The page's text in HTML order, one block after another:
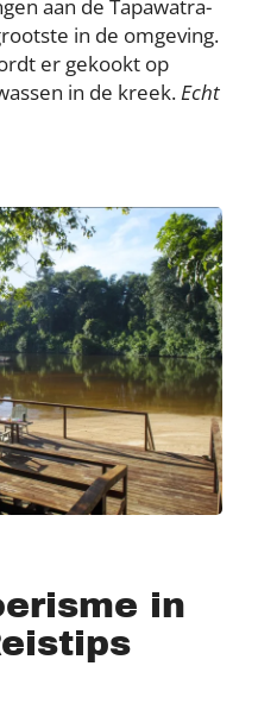
aan de Tapawatra-
in de omgeving.
er gekookt op
in de kreek.Echt
in